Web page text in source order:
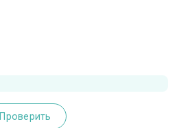
Проверить